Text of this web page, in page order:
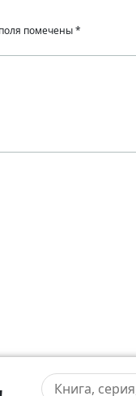
помечены*